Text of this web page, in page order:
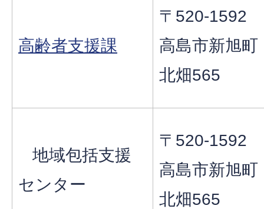
高齢者支援課
〒520-1592
高島市新旭町
北畑565
地域包括支援
センター
〒520-1592
高島市新旭町
北畑565